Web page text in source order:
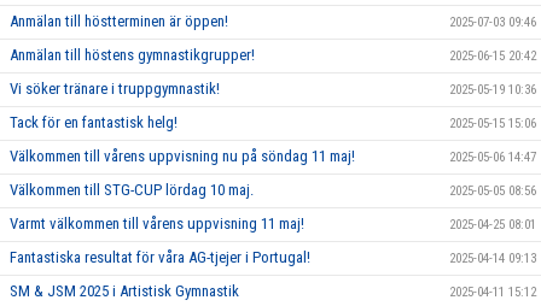
Anmälan till höstterminen är öppen! 2025-07-03 09:46
Anmälan till höstens gymnastikgrupper! 2025-06-15 20:42
Vi söker tränare i truppgymnastik! 2025-05-19 10:36
Tack för en fantastisk helg! 2025-05-15 15:06
Välkommen till vårens uppvisning nu på söndag 11 maj! 2025-05-06 14:47
Välkommen till STG-CUP lördag 10 maj. 2025-05-05 08:56
Varmt välkommen till vårens uppvisning 11 maj! 2025-04-25 08:01
Fantastiska resultat för våra AG-tjejer i Portugal! 2025-04-14 09:13
SM & JSM 2025 i Artistisk Gymnastik 2025-04-11 15:12